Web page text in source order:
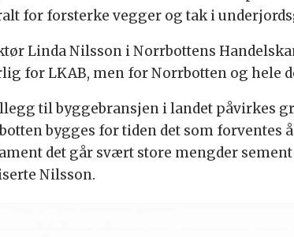
for forsterke vegger og tak i
Linda Nilsson i Norrbottens
for LKAB, men for Norrbotten og hele
til byggebransjen i landet påvirkes
bygges for tiden det som forventes
det går svært store mengder
Nilsson.